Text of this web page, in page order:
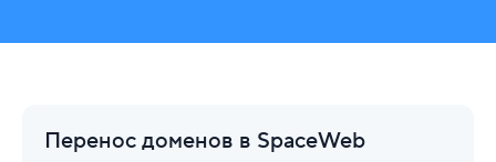
Перенос доменов в SpaceWeb